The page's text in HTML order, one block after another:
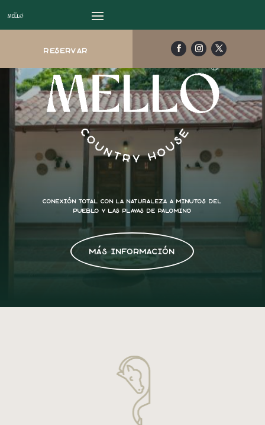
reservar
conexión total con la naturaleza a minutos del
pueblo y las playas de palomino
más información